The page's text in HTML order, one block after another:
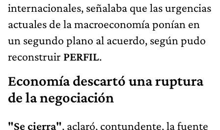
internacionales, señalaba que las urgencias
actuales de la macroeconomía ponían en
un segundo plano al acuerdo, según pudo
reconstruir PERFIL.
Economía descartó una ruptura
de la negociación
"Se cierra", aclaró, contundente, la fuente